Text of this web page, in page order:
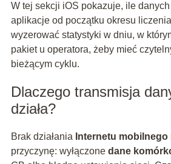
W tej sekcji iOS pokazuje, ile danych
aplikacje od początku okresu
wyzerować statystyki w dniu, w
pakiet u operatora, żeby mieć
bieżącym cyklu.
Dlaczego transmisja
działa?
Brak działania Internetu mobilnego
przyczynę: wyłączone dane